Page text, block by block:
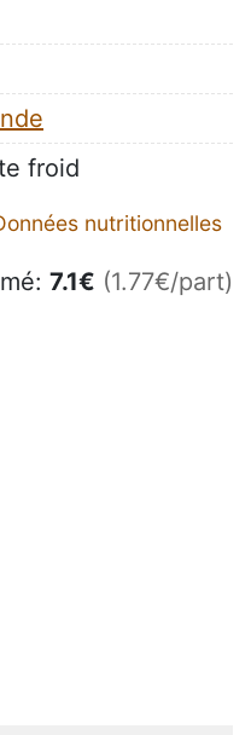
froid
nutritionnelles
7.1€ (1.77€/part)